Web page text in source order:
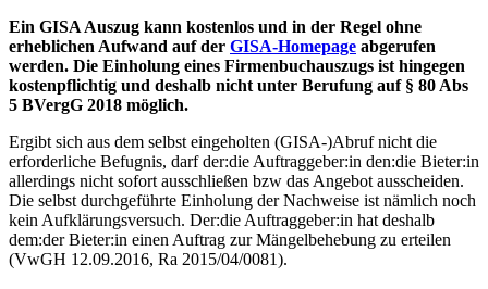
Ein GISA Auszug kann kostenlos und in der Regel ohne
erheblichen Aufwand auf der GISA-Homepage abgerufen
werden. Die Einholung eines Firmenbuchauszugs ist hingegen
kostenpflichtig und deshalb nicht unter Berufung auf § 80 Abs
5 BVergG 2018 möglich.
Ergibt sich aus dem selbst eingeholten (GISA-)Abruf nicht die
erforderliche Befugnis, darf der:die Auftraggeber:in den:die Bieter:in
allerdings nicht sofort ausschließen bzw das Angebot ausscheiden.
Die selbst durchgeführte Einholung der Nachweise ist nämlich noch
kein Aufklärungsversuch. Der:die Auftraggeber:in hat deshalb
dem:der Bieter:in einen Auftrag zur Mängelbehebung zu erteilen
(VwGH 12.09.2016, Ra 2015/04/0081).